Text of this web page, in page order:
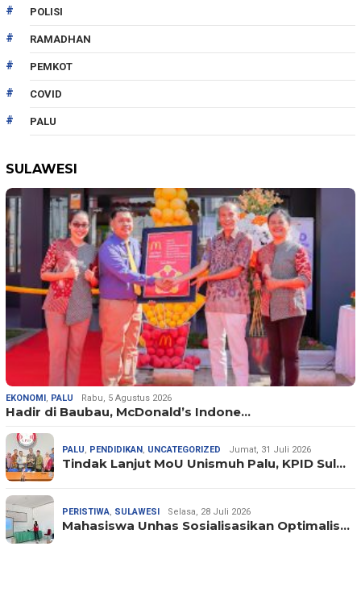
POLISI
RAMADHAN
PEMKOT
COVID
PALU
SULAWESI
EKONOMI, PALU Rabu, 5 Agustus 2026
Hadir di Baubau, McDonald’s Indone…
PALU, PENDIDIKAN, UNCATEGORIZED Jumat, 31 Juli 2026
Tindak Lanjut MoU Unismuh Palu, KPID Sul…
PERISTIWA, SULAWESI Selasa, 28 Juli 2026
Mahasiswa Unhas Sosialisasikan Optimalis…